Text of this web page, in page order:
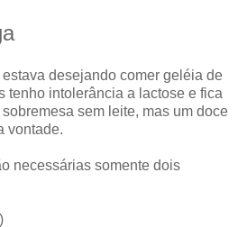
desejando comer geléia de
tenho intolerância a lactose e fica
sem leite, mas um doce
vontade.
necessárias somente dois